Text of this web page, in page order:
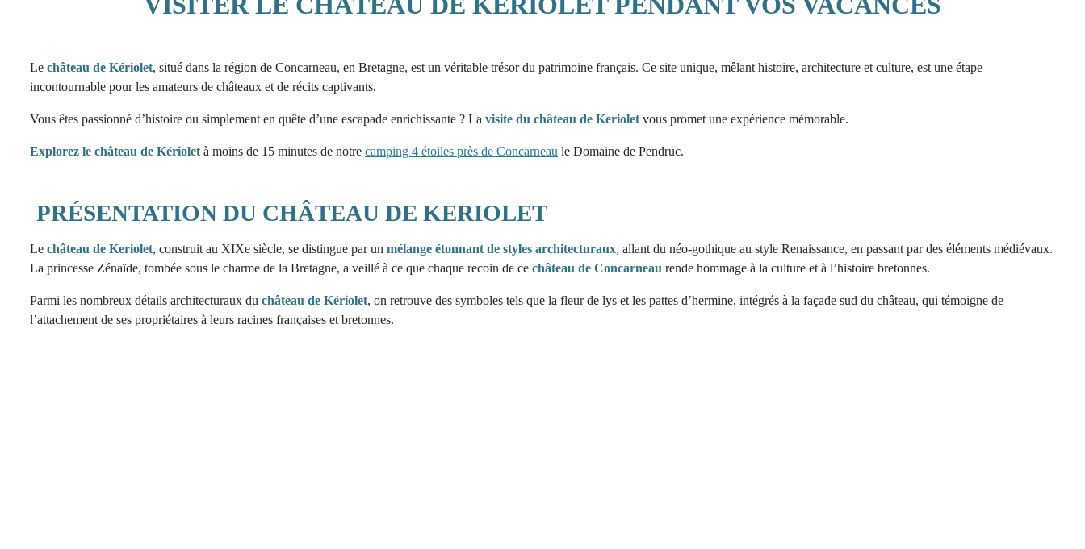
Le château de Kériolet, situé dans la région de Concarneau, en Bretagne, est un véritable trésor du patrimoine français. Ce site unique, mêlant histoire, architecture et culture, est une étape
incontournable pour les amateurs de châteaux et de récits captivants.
Vous êtes passionné d’histoire ou simplement en quête d’une escapade enrichissante ? La visite du château de Keriolet vous promet une expérience mémorable.
Explorez le château de Kériolet à moins de 15 minutes de notre camping 4 étoiles près de Concarneau le Domaine de Pendruc.
PRÉSENTATION DU CHÂTEAU DE KERIOLET
Le château de Keriolet, construit au XIXe siècle, se distingue par un mélange étonnant de styles architecturaux, allant du néo-gothique au style Renaissance, en passant par des éléments médiévaux.
La princesse Zénaïde, tombée sous le charme de la Bretagne, a veillé à ce que chaque recoin de ce château de Concarneau rende hommage à la culture et à l’histoire bretonnes.
Parmi les nombreux détails architecturaux du château de Kériolet, on retrouve des symboles tels que la fleur de lys et les pattes d’hermine, intégrés à la façade sud du château, qui témoigne de
l’attachement de ses propriétaires à leurs racines françaises et bretonnes.